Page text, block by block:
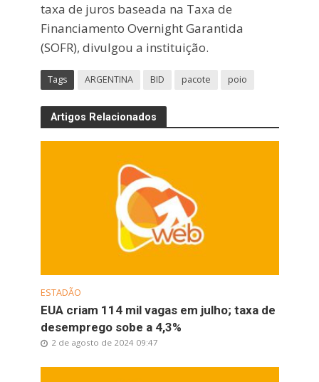
taxa de juros baseada na Taxa de
Financiamento Overnight Garantida
(SOFR), divulgou a instituição.
Tags ARGENTINA BID pacote poio
Artigos Relacionados
ESTADÃO
EUA criam 114 mil vagas em julho; taxa de
desemprego sobe a 4,3%
2 de agosto de 2024 09:47